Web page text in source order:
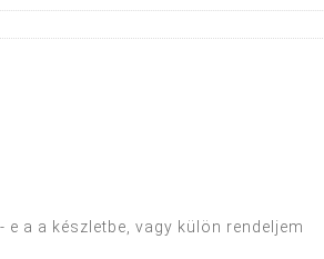
a a készletbe, vagy külön rendeljem